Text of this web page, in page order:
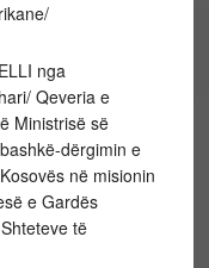
nga
Qeveria e
Ministrisë së
dërgimin e
në misionin
e Gardës
të